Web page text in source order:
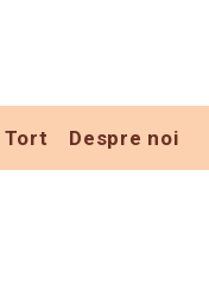
Tort Despre noi